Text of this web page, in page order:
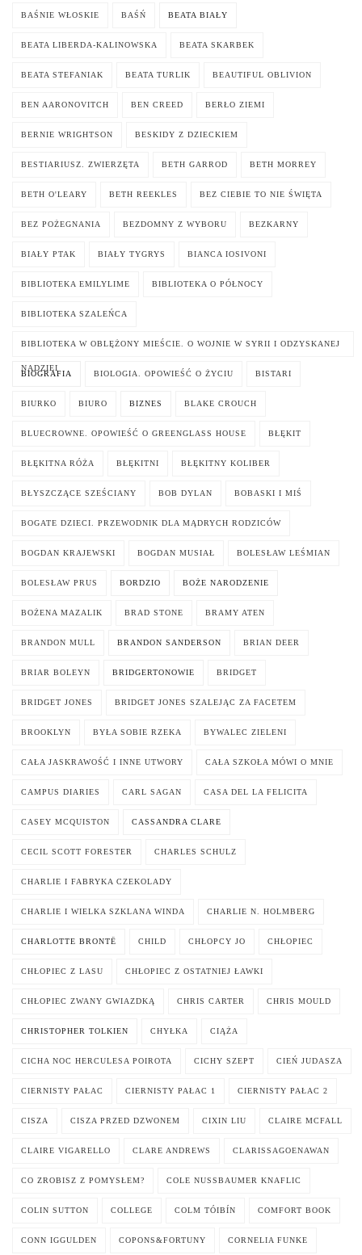
BAŚNIE WŁOSKIE BAŚŃ BEATA BIAŁY
BEATA LIBERDA-KALINOWSKA BEATA SKARBEK
BEATA STEFANIAK BEATA TURLIK BEAUTIFUL OBLIVION
BEN AARONOVITCH BEN CREED BERŁO ZIEMI
BERNIE WRIGHTSON BESKIDY Z DZIECKIEM
BESTIARIUSZ. ZWIERZĘTA BETH GARROD BETH MORREY
BETH O'LEARY BETH REEKLES BEZ CIEBIE TO NIE ŚWIĘTA
BEZ POŻEGNANIA BEZDOMNY Z WYBORU BEZKARNY
BIAŁY PTAK BIAŁY TYGRYS BIANCA IOSIVONI
BIBLIOTEKA EMILYLIME BIBLIOTEKA O PÓŁNOCY
BIBLIOTEKA SZALEŃCA
BIBLIOTEKA W OBLĘŻONY MIEŚCIE. O WOJNIE W SYRII I ODZYSKANEJ
NADZIEI
BIOGRAFIA BIOLOGIA. OPOWIEŚĆ O ŻYCIU BISTARI
BIURKO BIURO BIZNES BLAKE CROUCH
BLUECROWNE. OPOWIEŚĆ O GREENGLASS HOUSE BŁĘKIT
BŁĘKITNA RÓŻA BŁĘKITNI BŁĘKITNY KOLIBER
BŁYSZCZĄCE SZEŚCIANY BOB DYLAN BOBASKI I MIŚ
BOGATE DZIECI. PRZEWODNIK DLA MĄDRYCH RODZICÓW
BOGDAN KRAJEWSKI BOGDAN MUSIAŁ BOLESŁAW LEŚMIAN
BOLESŁAW PRUS BORDZIO BOŻE NARODZENIE
BOŻENA MAZALIK BRAD STONE BRAMY ATEN
BRANDON MULL BRANDON SANDERSON BRIAN DEER
BRIAR BOLEYN BRIDGERTONOWIE BRIDGET
BRIDGET JONES BRIDGET JONES SZALEJĄC ZA FACETEM
BROOKLYN BYŁA SOBIE RZEKA BYWALEC ZIELENI
CAŁA JASKRAWOŚĆ I INNE UTWORY CAŁA SZKOŁA MÓWI O MNIE
CAMPUS DIARIES CARL SAGAN CASA DEL LA FELICITA
CASEY MCQUISTON CASSANDRA CLARE
CECIL SCOTT FORESTER CHARLES SCHULZ
CHARLIE I FABRYKA CZEKOLADY
CHARLIE I WIELKA SZKLANA WINDA CHARLIE N. HOLMBERG
CHARLOTTE BRONTË CHILD CHŁOPCY JO CHŁOPIEC
CHŁOPIEC Z LASU CHŁOPIEC Z OSTATNIEJ ŁAWKI
CHŁOPIEC ZWANY GWIAZDKĄ CHRIS CARTER CHRIS MOULD
CHRISTOPHER TOLKIEN CHYŁKA CIĄŻA
CICHA NOC HERCULESA POIROTA CICHY SZEPT CIEŃ JUDASZA
CIERNISTY PAŁAC CIERNISTY PAŁAC 1 CIERNISTY PAŁAC 2
CISZA CISZA PRZED DZWONEM CIXIN LIU CLAIRE MCFALL
CLAIRE VIGARELLO CLARE ANDREWS CLARISSAGOENAWAN
CO ZROBISZ Z POMYSŁEM? COLE NUSSBAUMER KNAFLIC
COLIN SUTTON COLLEGE COLM TÓIBÍN COMFORT BOOK
CONN IGGULDEN COPONS&FORTUNY CORNELIA FUNKE